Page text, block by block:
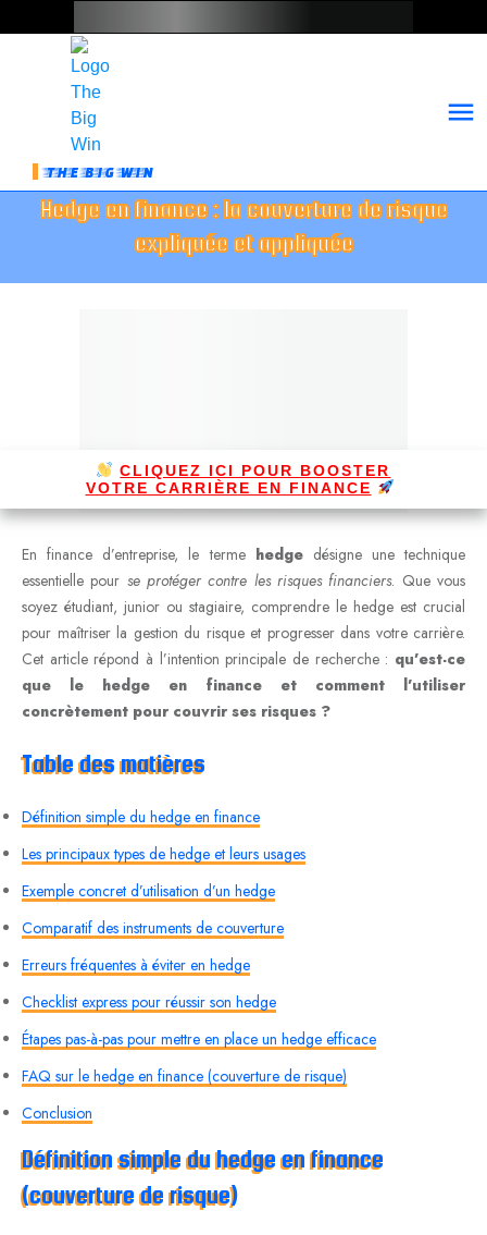
THE BIG WIN
Hedge en finance : la couverture de risque
expliquée et appliquée
CLIQUEZ ICI POUR BOOSTER
VOTRE CARRIÈRE EN FINANCE
En finance d’entreprise, le terme hedgedésigne une technique
essentielle pour se protéger contre les risques financiers. Que vous
soyez étudiant, junior ou stagiaire, comprendre le hedge est crucial
pour maîtriser la gestion du risque et progresser dans votre carrière.
Cet article répond à l’intention principale de recherche : qu’est-ce
que le hedge en finance et comment l’utiliser
concrètement pour couvrir ses risques ?
Table des matières
Définition simple du hedge en finance
Les principaux types de hedge et leurs usages
Exemple concret d’utilisation d’un hedge
Comparatif des instruments de couverture
Erreurs fréquentes à éviter en hedge
Checklist express pour réussir son hedge
Étapes pas-à-pas pour mettre en place un hedge efficace
FAQ sur le hedge en finance (couverture de risque)
Conclusion
Définition simple du hedge en finance
(couverture de risque)